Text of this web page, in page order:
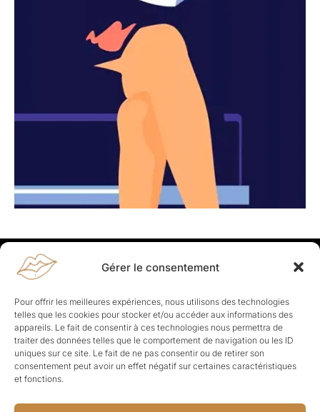
Gérer le consentement
Pour offrir les meilleures expériences, nous utilisons des technologies
telles que les cookies pour stocker et/ou accéder aux informations des
appareils. Le fait de consentir à ces technologies nous permettra de
traiter des données telles que le comportement de navigation ou les ID
uniques sur ce site. Le fait de ne pas consentir ou de retirer son
consentement peut avoir un effet négatif sur certaines caractéristiques
et fonctions.
Rapporteuses
À propos de Rapporteuses :Rapporteuses, c’est l’histoire de
Parisiennes, bien dans leurs baskets qui aiment rapporter ce qui leur
cause, leur apporte et leur rapporte !
Les Topics
Société Politique Business Culture
Sport
Lifestyle